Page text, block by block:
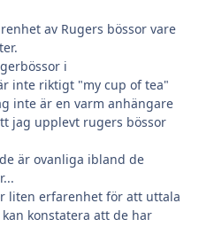
av Rugers bössor vare
i
inte riktigt "my cup of tea"
inte är en varm anhängare
jag upplevt rugers bössor
är ovanliga ibland de
liten erfarenhet för att uttala
konstatera att de har